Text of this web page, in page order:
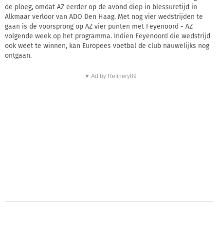
de ploeg, omdat AZ eerder op de avond diep in blessuretijd in
Alkmaar verloor van ADO Den Haag. Met nog vier wedstrijden te
gaan is de voorsprong op AZ vier punten met Feyenoord - AZ
volgende week op het programma. Indien Feyenoord die wedstrijd
ook weet te winnen, kan Europees voetbal de club nauwelijks nog
ontgaan.
▼ Ad by Refinery89